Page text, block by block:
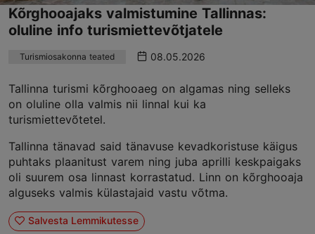
Kõrghooajaks valmistumine Tallinnas:
oluline info turismiettevõtjatele
Turismiosakonna teated 08.05.2026
Tallinna turismi kõrghooaeg on algamas ning selleks
on oluline olla valmis nii linnal kui ka
turismiettevõtetel.
Tallinna tänavad said tänavuse kevadkoristuse käigus
puhtaks plaanitust varem ning juba aprilli keskpaigaks
oli suurem osa linnast korrastatud. Linn on kõrghooaja
alguseks valmis külastajaid vastu võtma.
Salvesta Lemmikutesse